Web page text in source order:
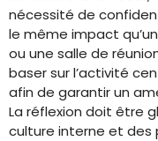
nécessité de
le même impact
ou une salle de
baser sur l’activité
afin de garantir un
La réflexion doit être
culture interne et des